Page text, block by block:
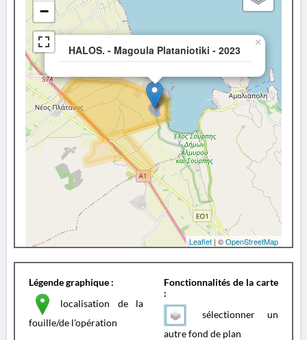
HALOS. - Magoula Plataniotiki - 2023
×
−
Leaflet | ©OpenStreetMap
Légende graphique :
localisation de la
fouille/de l'opération
Fonctionnalités de la carte
:
sélectionner un
autre fond de plan